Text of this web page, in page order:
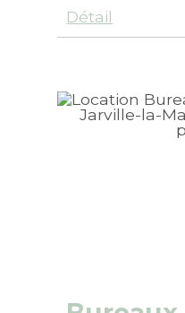
Détail